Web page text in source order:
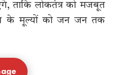
ताकि लोकतंत्र को मजबूत
के मूल्यों को जन जन तक